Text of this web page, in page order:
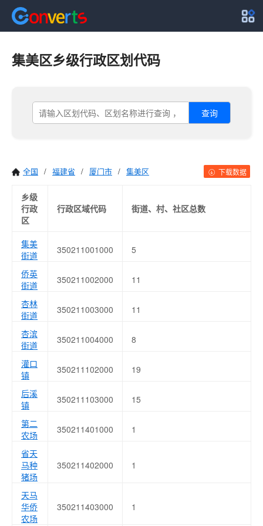
集美区乡级行政区划代码
查询
全国 / 福建省 / 厦门市 / 集美区 下载数据
乡级
行政
区
行政区域代码 街道、村、社区总数
集美
街道
350211001000 5
侨英
街道
350211002000 11
杏林
街道
350211003000 11
杏滨
街道
350211004000 8
灌口
镇
350211102000 19
后溪
镇
350211103000 15
第二
农场
350211401000 1
省天
马种
猪场
350211402000 1
天马
华侨
农场
350211403000 1